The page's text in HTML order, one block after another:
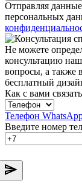
Отправляя
персональных
Не можете
консультацию
вопросы, а также
бесплатный
Как с вами
Телефон
Введите номер